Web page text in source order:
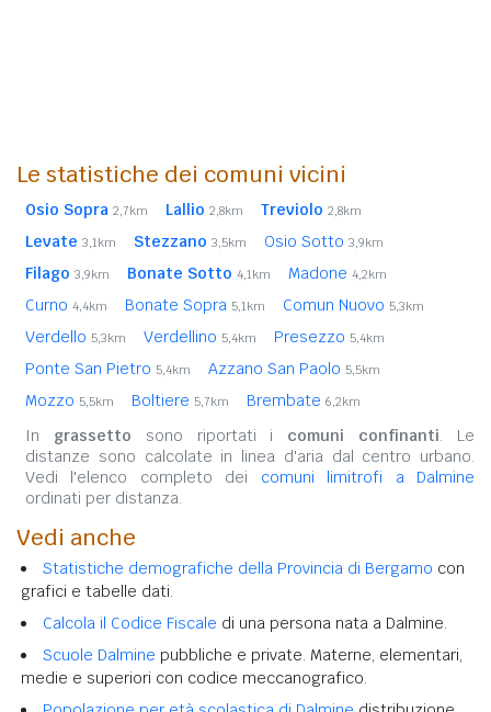
Le statistiche dei comuni vicini
Osio Sopra 2,7km Lallio 2,8km Treviolo 2,8km
Levate 3,1km Stezzano 3,5km Osio Sotto 3,9km
Filago 3,9km Bonate Sotto 4,1km Madone 4,2km
Curno 4,4km Bonate Sopra 5,1km Comun Nuovo 5,3km
Verdello 5,3km Verdellino 5,4km Presezzo 5,4km
Ponte San Pietro 5,4km Azzano San Paolo 5,5km
Mozzo 5,5km Boltiere 5,7km Brembate 6,2km
In grassetto sono riportati i comuni confinanti. Le
distanze sono calcolate in linea d'aria dal centro urbano.
Vedi l'elenco completo dei comuni limitrofi a Dalmine
ordinati per distanza.
Vedi anche
Statistiche demografiche della Provincia di Bergamo con
grafici e tabelle dati.
Calcola il Codice Fiscale di una persona nata a Dalmine.
Scuole Dalmine pubbliche e private. Materne, elementari,
medie e superiori con codice meccanografico.